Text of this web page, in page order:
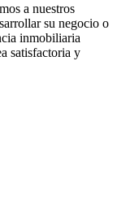
a nuestros
su negocio o
inmobiliaria
satisfactoria y